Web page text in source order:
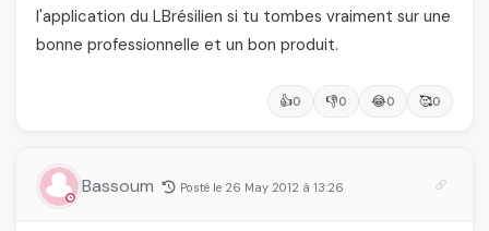
l'application du LBrésilien si tu tombes vraiment sur une
bonne professionnelle et un bon produit.
👍0 👎0 😂0 🥰0
Bassoum Posté le 26 May 2012 à 13:26